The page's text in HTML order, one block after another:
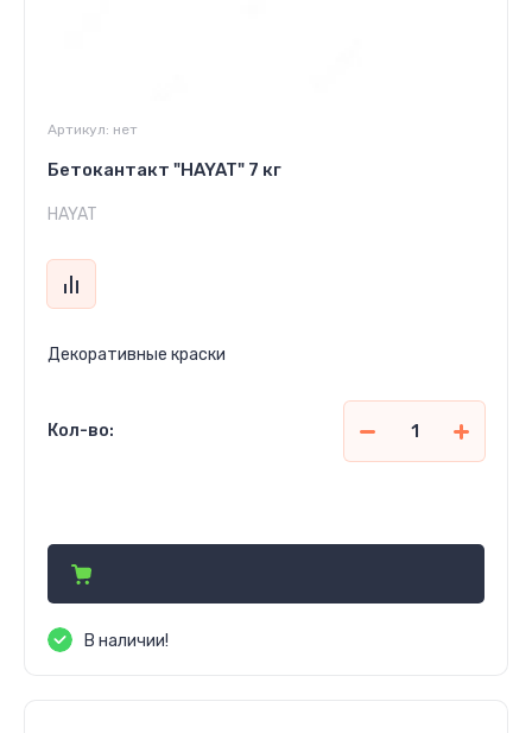
Артикул: нет
Бетокантакт "HAYAT" 7 кг
HAYAT
Декоративные краски
Кол-во:
В наличии!